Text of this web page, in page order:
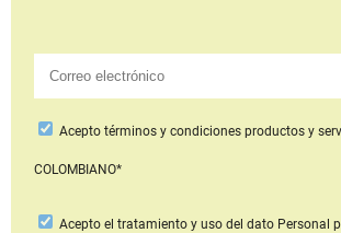
Aceptotérminos y condiciones productos y
COLOMBIANO*
Acepto el tratamiento y uso del dato Personal